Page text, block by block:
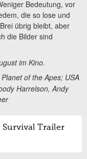
Bedeutung, vor
die so lose und
übrig bleibt, aber
die Bilder sind
im Kino.
Planet of the Apes; USA
Harrelson, Andy
Survival Trailer